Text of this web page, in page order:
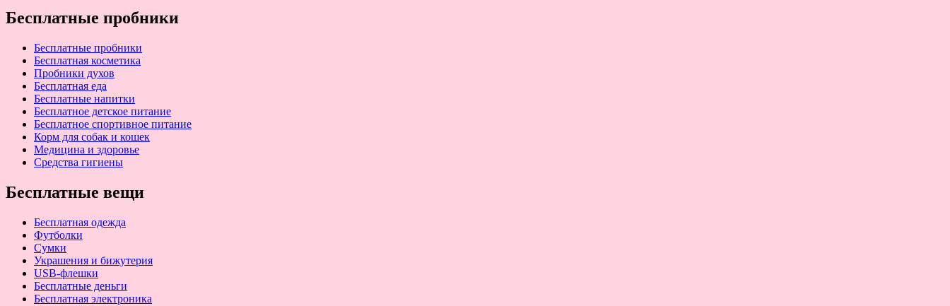
Бесплатные пробники
Бесплатные пробники
Бесплатная косметика
Пробники духов
Бесплатная еда
Бесплатные напитки
Бесплатное детское питание
Бесплатное спортивное питание
Корм для собак и кошек
Медицина и здоровье
Средства гигиены
Бесплатные вещи
Бесплатная одежда
Футболки
Сумки
Украшения и бижутерия
USB-флешки
Бесплатные деньги
Бесплатная электроника